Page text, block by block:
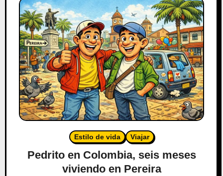
Estilo de vida Viajar
Pedrito en Colombia, seis meses
viviendo en Pereira